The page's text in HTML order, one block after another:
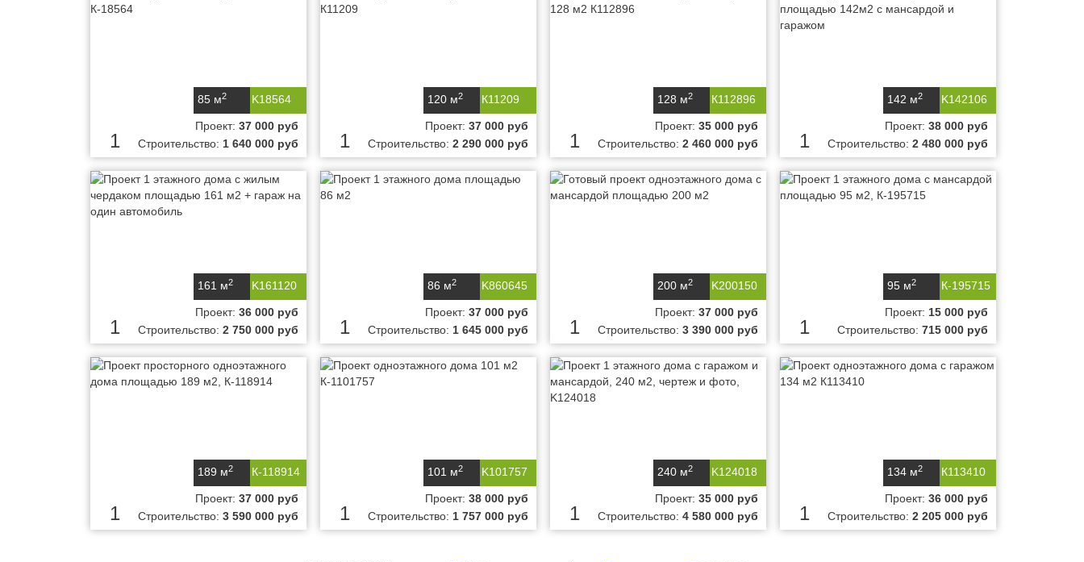
K18564
85 м2
1
Проект: 37 000 руб
Строительство: 1 640 000 руб
К11209
120 м2
1
Проект: 37 000 руб
Строительство: 2 290 000 руб
К112896
128 м2
1
Проект: 35 000 руб
Строительство: 2 460 000 руб
K142106
142 м2
1
Проект: 38 000 руб
Строительство: 2 480 000 руб
K161120
161 м2
1
Проект: 36 000 руб
Строительство: 2 750 000 руб
K860645
86 м2
1
Проект: 37 000 руб
Строительство: 1 645 000 руб
K200150
200 м2
1
Проект: 37 000 руб
Строительство: 3 390 000 руб
К-195715
95 м2
1
Проект: 15 000 руб
Строительство: 715 000 руб
К-118914
189 м2
1
Проект: 37 000 руб
Строительство: 3 590 000 руб
K101757
101 м2
1
Проект: 38 000 руб
Строительство: 1 757 000 руб
K124018
240 м2
1
Проект: 35 000 руб
Строительство: 4 580 000 руб
К113410
134 м2
1
Проект: 36 000 руб
Строительство: 2 205 000 руб